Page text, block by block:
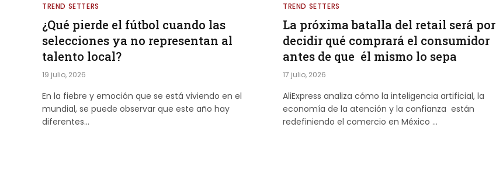
TREND SETTERS
¿Qué pierde el fútbol cuando las
selecciones ya no representan al
talento local?
19 julio, 2026
En la fiebre y emoción que se está viviendo en el
mundial, se puede observar que este año hay
diferentes…
TREND SETTERS
La próxima batalla del retail será por
decidir qué comprará el consumidor
antes de que él mismo lo sepa
17 julio, 2026
AliExpress analiza cómo la inteligencia artificial, la
economía de la atención y la confianza están
redefiniendo el comercio en México …